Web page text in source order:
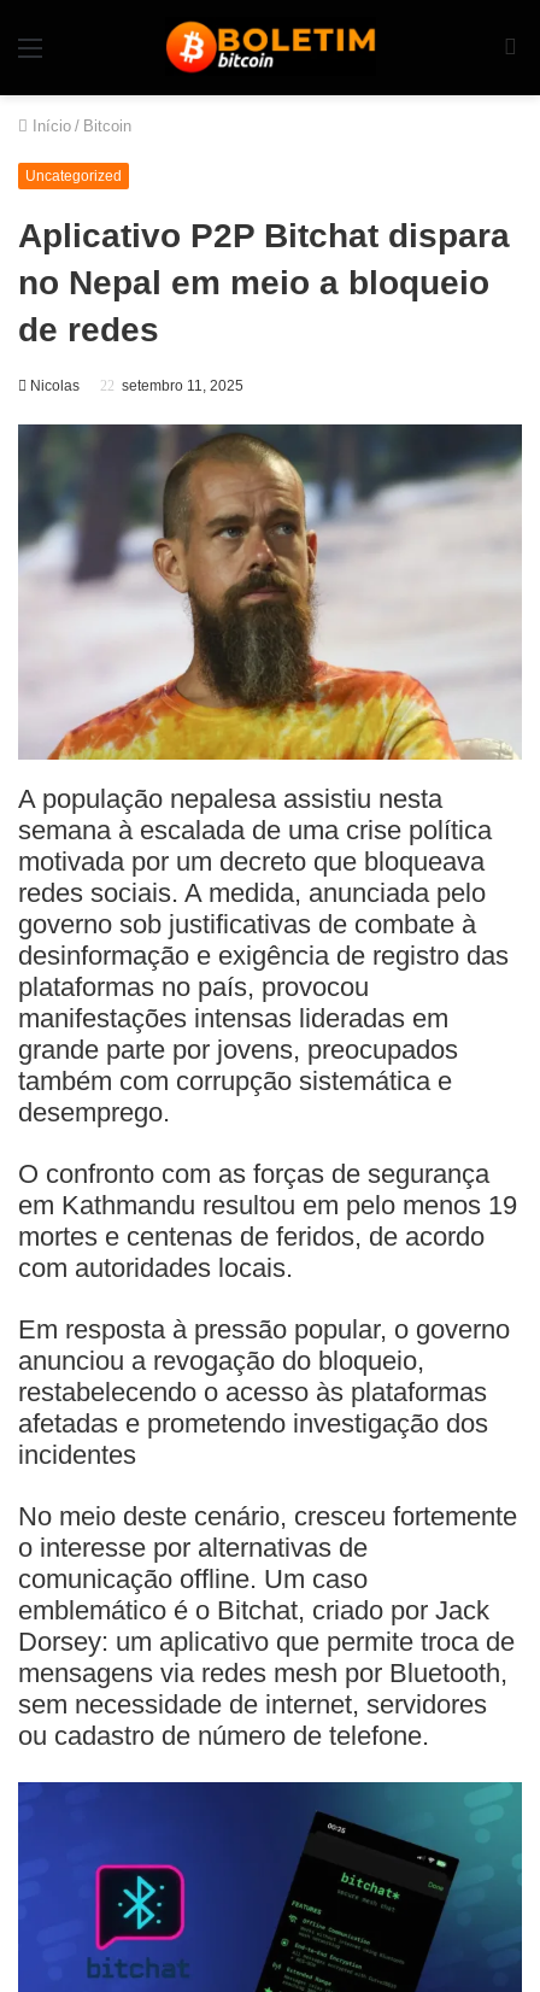
Início / Bitcoin
Uncategorized
Aplicativo P2P Bitchat dispara
no Nepal em meio a bloqueio
de redes
Nicolas setembro 11, 2025
A população nepalesa assistiu nesta
semana à escalada de uma crise política
motivada por um decreto que bloqueava
redes sociais. A medida, anunciada pelo
governo sob justificativas de combate à
desinformação e exigência de registro das
plataformas no país, provocou
manifestações intensas lideradas em
grande parte por jovens, preocupados
também com corrupção sistemática e
desemprego.
O confronto com as forças de segurança
em Kathmandu resultou em pelo menos 19
mortes e centenas de feridos, de acordo
com autoridades locais.
Em resposta à pressão popular, o governo
anunciou a revogação do bloqueio,
restabelecendo o acesso às plataformas
afetadas e prometendo investigação dos
incidentes
No meio deste cenário, cresceu fortemente
o interesse por alternativas de
comunicação offline. Um caso
emblemático é o Bitchat, criado por Jack
Dorsey: um aplicativo que permite troca de
mensagens via redes mesh por Bluetooth,
sem necessidade de internet, servidores
ou cadastro de número de telefone.